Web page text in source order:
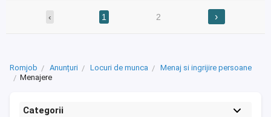
‹ 1 2 ›
Romjob Anunțuri Locuri de munca
Menaj si ingrijire persoane
Menajere
Categorii